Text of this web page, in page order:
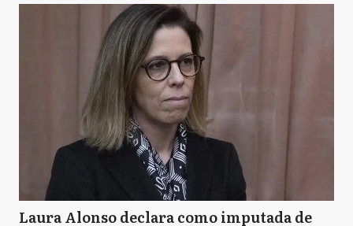
Laura Alonso declara como imputada de